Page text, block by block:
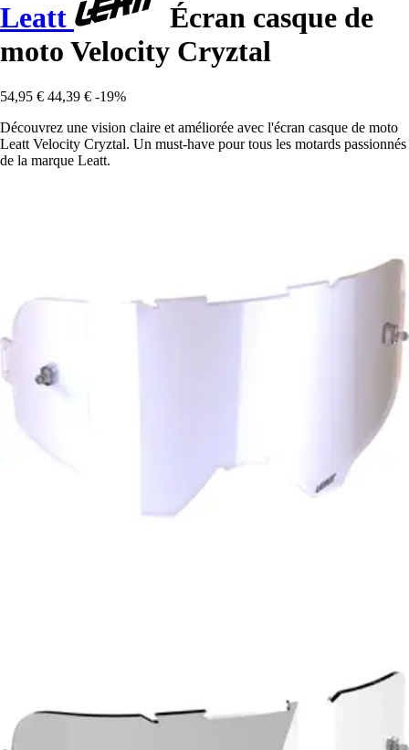
Leatt
Écran casque de
moto Velocity Cryztal
54,95 € 44,39 € -19%
Découvrez une vision claire et améliorée avec l'écran casque de moto
Leatt Velocity Cryztal. Un must-have pour tous les motards passionnés
de la marque Leatt.